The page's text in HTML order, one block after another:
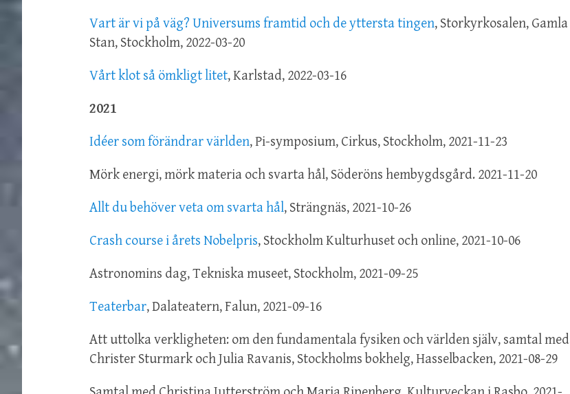
Vart är vi på väg? Universums framtid och de yttersta tingen, Storkyrkosalen, Gamla
Stan, Stockholm, 2022-03-20
Vårt klot så ömkligt litet, Karlstad, 2022-03-16
2021
Idéer som förändrar världen, Pi-symposium, Cirkus, Stockholm, 2021-11-23
Mörk energi, mörk materia och svarta hål, Söderöns hembygdsgård. 2021-11-20
Allt du behöver veta om svarta hål, Strängnäs, 2021-10-26
Crash course i årets Nobelpris, Stockholm Kulturhuset och online, 2021-10-06
Astronomins dag, Tekniska museet, Stockholm, 2021-09-25
Teaterbar, Dalateatern, Falun, 2021-09-16
Att uttolka verkligheten: om den fundamentala fysiken och världen själv, samtal med
Christer Sturmark och Julia Ravanis, Stockholms bokhelg, Hasselbacken, 2021-08-29